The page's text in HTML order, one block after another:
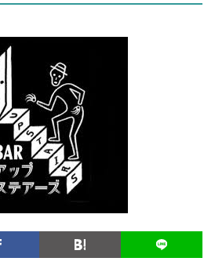
What’s Tequila
Tequila Map